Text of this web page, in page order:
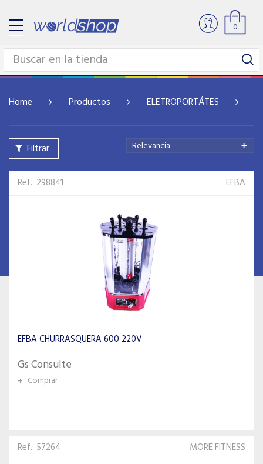
0
Home Productos ELETROPORTÁTES
Filtrar Relevancia
Ref.: 298841 EFBA
EFBA CHURRASQUERA 600 220V
Gs Consulte
+ Comprar
Ref.: 57264 MORE FITNESS